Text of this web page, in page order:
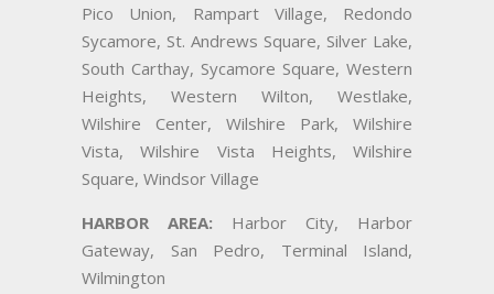
Pico Union, Rampart Village, Redondo
Sycamore, St. Andrews Square, Silver Lake,
South Carthay, Sycamore Square, Western
Heights, Western Wilton, Westlake,
Wilshire Center, Wilshire Park, Wilshire
Vista, Wilshire Vista Heights, Wilshire
Square, Windsor Village
HARBOR AREA: Harbor City, Harbor
Gateway, San Pedro, Terminal Island,
Wilmington